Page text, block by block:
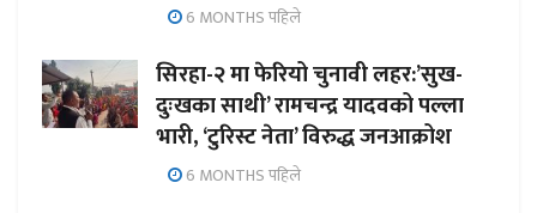
6 MONTHS पहिले
सिरहा-२ मा फेरियो चुनावी लहर:’सुख-
दुःखका साथी’ रामचन्द्र यादवको पल्ला
भारी, ‘टुरिस्ट नेता’ विरुद्ध जनआक्रोश
6 MONTHS पहिले